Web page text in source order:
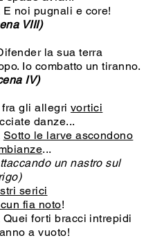
E noi pugnali e core!
VIII)
la sua terra
Io combatto un tiranno.
IV)
gli allegri vortici
danze...
Sotto le larve ascondono
...
un nastro sul
serici
fia noto!
Quei forti bracci intrepidi
a vuoto!